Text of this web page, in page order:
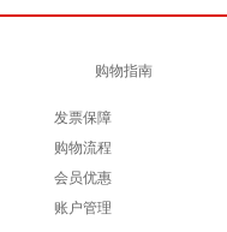
购物指南
发票保障
购物流程
会员优惠
账户管理